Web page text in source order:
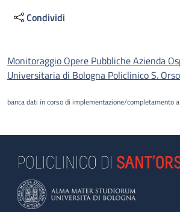
Condividi
Descrizione
Monitoraggio Opere Pubbliche Azienda
Universitaria di Bologna Policlinico S.
banca dati in corso di implementazione/completamento